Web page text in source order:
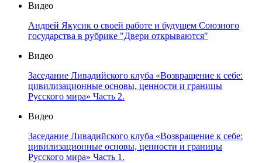
Видео
Андрей Якусик о своей работе и будущем Союзного
государства в рубрике "Двери открываются"
Видео
Заседание Ливадийского клуба «Возвращение к себе:
цивилизационные основы, ценности и границы
Русского мира» Часть 2.
Видео
Заседание Ливадийского клуба «Возвращение к себе:
цивилизационные основы, ценности и границы
Русского мира» Часть 1.